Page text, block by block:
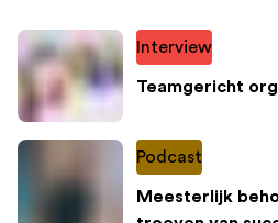
Interview
Teamgericht
Podcast
Meesterlijk